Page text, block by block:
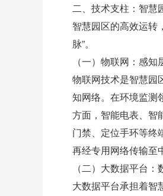
二、技术支柱：智慧
智慧园区的高效运转
脉”。
（一）物联网：感
物联网技术是智慧园
知网络。在环境监测
方面，智能电表、智
门禁、定位手环等终
再经专用网络传输至
（二）大数据平台
大数据平台承担着智